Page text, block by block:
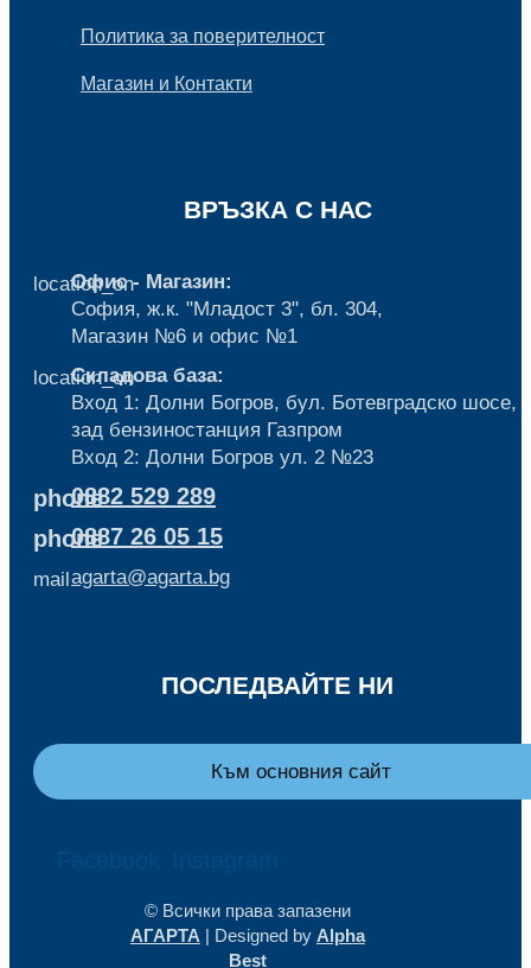
Политика за поверителност
Магазин и Контакти
ВРЪЗКА С НАС
location_on
Офис - Магазин:
София, ж.к. "Младост 3", бл. 304,
Mагазин №6 и офис №1
location_on
Складова база:
Вход 1: Долни Богров, бул. Ботевградско шосе,
зад бензиностанция Газпром
Вход 2: Долни Богров ул. 2 №23
phone0882 529 289
phone0887 26 05 15
mail agarta@agarta.bg
ПОСЛЕДВАЙТЕ НИ
Към основния сайт
© Всички права запазени
АГАРТА | Designed by Alpha
Best